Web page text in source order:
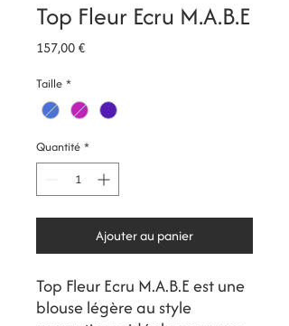
Top Fleur Ecru M.A.B.E
157,00 €Prix
Taille *
Quantité *
Ajouter au panier
Top Fleur Ecru M.A.B.E est une
blouse légère au style